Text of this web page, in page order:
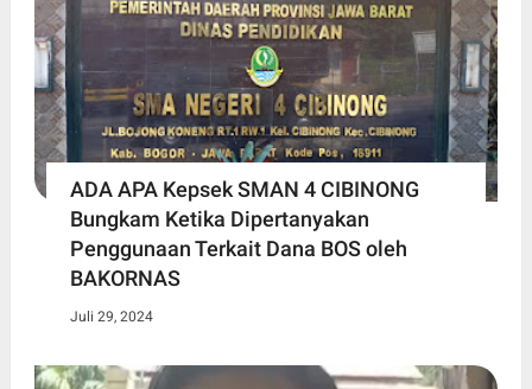
ADA APA Kepsek SMAN 4 CIBINONG
Bungkam Ketika Dipertanyakan
Penggunaan Terkait Dana BOS oleh
BAKORNAS
Juli 29, 2024